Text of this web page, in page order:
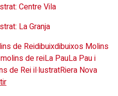
Centre Vila
La Granja
de Reidibuixdibuixos Molins
de reiLa PauLa Pau i
de Rei il·lustratRiera Nova